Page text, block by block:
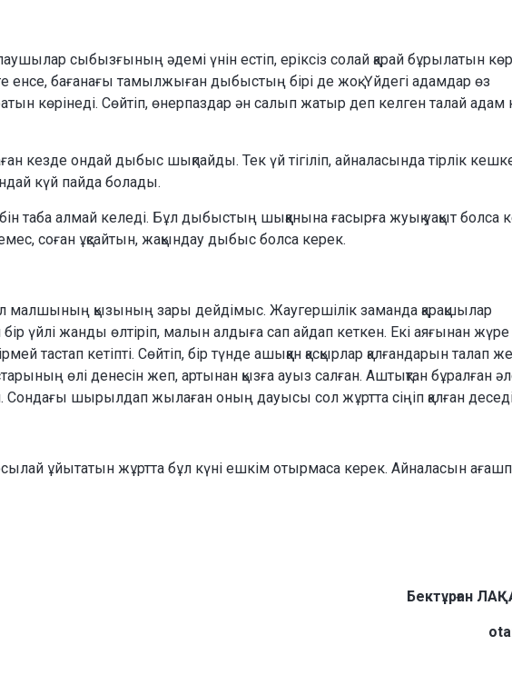
сыбызғының әдемі үнін естіп, еріксіз солай қарай бұрылатын
енсе, бағанағы тамылжыған дыбыстың бірі де жоқ. Үйдегі адамдар өз
көрінеді. Сөйтіп, өнерпаздар ән салып жатыр деп келген талай адам
кезде ондай дыбыс шықпайды. Тек үй тігіліп, айналасында тірлік
күй пайда болады.
таба алмай келеді. Бұл дыбыстың шыққанына ғасырға жуық уақыт болса
соған ұқсайтын, жақындау дыбыс болса керек.
малшының қызының зары дейдімыс. Жаугершілік заманда қарақшылар
үйлі жанды өлтіріп, малын алдыға сап айдап кеткен. Екі аяғынан жүре
тастап кетіпті. Сөйтіп, бір түнде ашыққан қасқырлар қалғандарын талап
өлі денесін жеп, артынан қызға ауыз салған. Аштықтан бұралған
Сондағы шырылдап жылаған оның дауысы сол жұртта сіңіп қалған
ұйытатын жұртта бұл күні ешкім отырмаса керек. Айналасын
Бектұрған